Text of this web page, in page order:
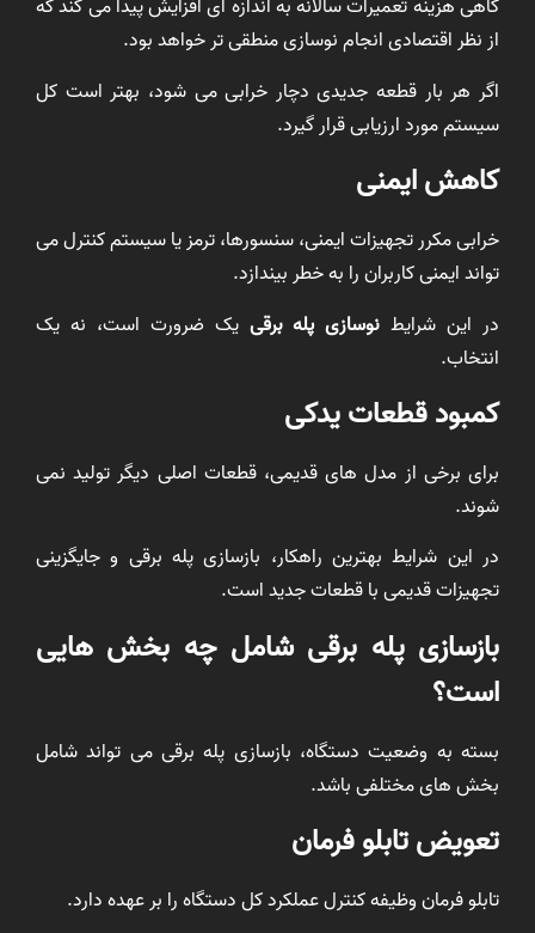
گاهی هزینه تعمیرات سالانه به اندازه ای افزایش پیدا می کند که
از نظر اقتصادی انجام نوسازی منطقی تر خواهد بود.
اگر هر بار قطعه جدیدی دچار خرابی می شود، بهتر است کل
سیستم مورد ارزیابی قرار گیرد.
کاهش ایمنی
خرابی مکرر تجهیزات ایمنی، سنسورها، ترمز یا سیستم کنترل می
تواند ایمنی کاربران را به خطر بیندازد.
در این شرایط نوسازی پله برقی یک ضرورت است، نه یک
انتخاب.
کمبود قطعات یدکی
برای برخی از مدل های قدیمی، قطعات اصلی دیگر تولید نمی
شوند.
در این شرایط بهترین راهکار، بازسازی پله برقی و جایگزینی
تجهیزات قدیمی با قطعات جدید است.
بازسازی پله برقی شامل چه بخش هایی
است؟
بسته به وضعیت دستگاه، بازسازی پله برقی می تواند شامل
بخش های مختلفی باشد.
تعویض تابلو فرمان
تابلو فرمان وظیفه کنترل عملکرد کل دستگاه را بر عهده دارد.